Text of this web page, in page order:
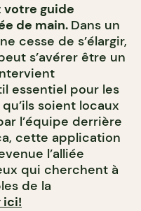
votre guide
de main. Dans un
cesse de s’élargir,
s’avérer être un
essentiel pour les
soient locaux
l’équipe derrière
cette application
l’alliée
qui cherchent à
de la
ici!